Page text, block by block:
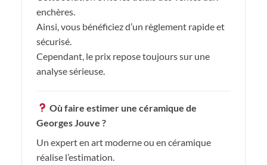
enchères.
Ainsi, vous bénéficiez d’un règlement rapide et
sécurisé.
Cependant, le prix repose toujours sur une
analyse sérieuse.
Où faire estimer une céramique de
Georges Jouve ?
Un expert en art moderne ou en céramique
réalise l’estimation.